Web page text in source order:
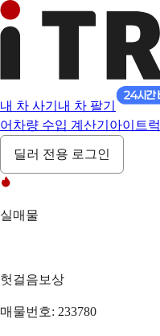
내 차 사기 내 차 팔기
어 차량 수입 계산기 아이트럭
딜러 전용 로그인
실매물
헛걸음보상
매물번호: 233780